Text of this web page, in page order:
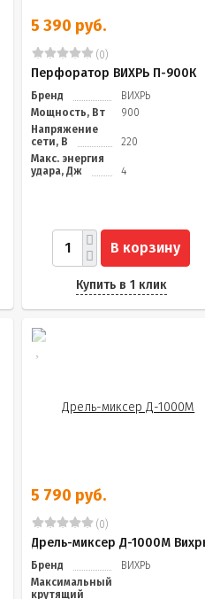
5 390 руб.
(0)
Перфоратор ВИХРЬ П-900К
Бренд
ВИХРЬ
Мощность, Вт
900
Напряжение
сети, В
220
Макс. энергия
удара, Дж
4
В корзину
Купить в 1 клик
5 790 руб.
(0)
Дрель-миксер Д-1000М
Бренд
ВИХРЬ
Максимальный
крутящий